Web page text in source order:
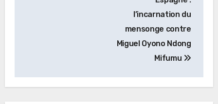
l’incarnation du
mensonge contre
Miguel Oyono Ndong
Mifumu